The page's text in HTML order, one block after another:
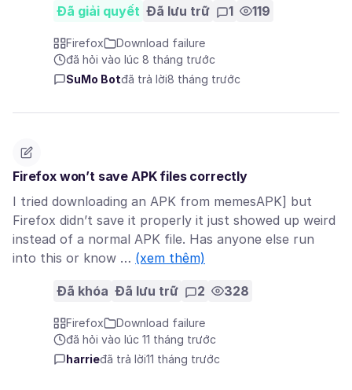
Đã giải quyết Đã lưu trữ 1 119
Firefox
Download failure
đã hỏi vào lúc 8 tháng trước
SuMo Botđã trả lời8 tháng trước
Firefox won’t save APK files correctly
I tried downloading an APK from memesAPK] but
Firefox didn’t save it properly it just showed up weird
instead of a normal APK file. Has anyone else run
into this or know … (xem thêm)
Đã khóa Đã lưu trữ 2 328
Firefox
Download failure
đã hỏi vào lúc 11 tháng trước
harrieđã trả lời11 tháng trước